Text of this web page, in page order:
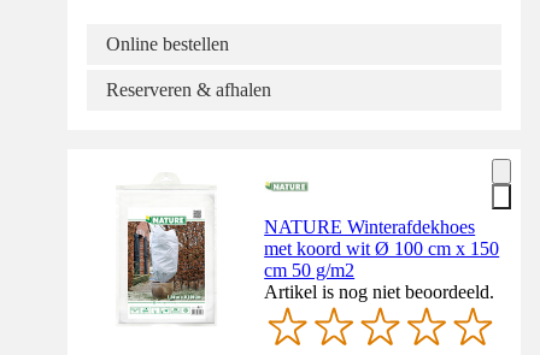
Online bestellen
Reserveren & afhalen
NATURE Winterafdekhoes
met koord wit Ø 100 cm x 150
cm 50 g/m2
Artikel is nog niet beoordeeld.